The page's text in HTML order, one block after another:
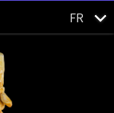
FR